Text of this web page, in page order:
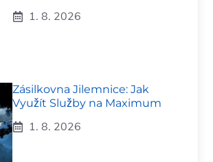
1. 8. 2026
Zásilkovna Jilemnice: Jak
Využít Služby na Maximum
1. 8. 2026